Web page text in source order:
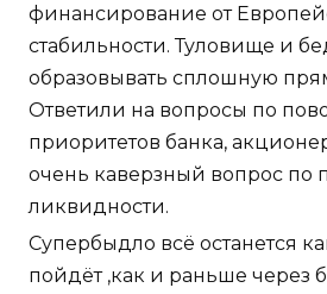
финансирование от
стабильности. Туловище и
образовывать сплошную
Ответили на вопросы по
приоритетов банка,
очень каверзный вопрос по
ликвидности.
Супербыдло всё останется
пойдёт ,как и раньше через